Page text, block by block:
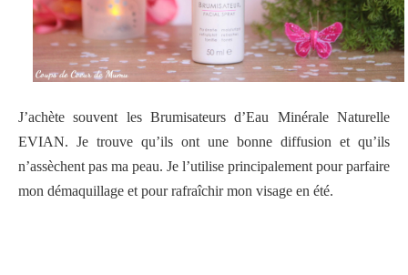
J’achète souvent les Brumisateurs d’Eau Minérale Naturelle
EVIAN. Je trouve qu’ils ont une bonne diffusion et qu’ils
n’assèchent pas ma peau. Je l’utilise principalement pour parfaire
mon démaquillage et pour rafraîchir mon visage en été.